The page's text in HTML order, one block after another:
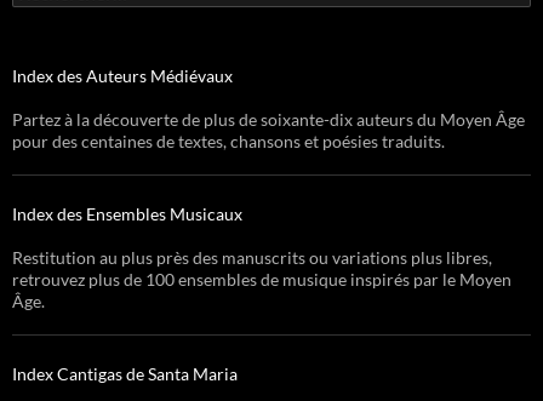
Index des Auteurs Médiévaux
Partez à la découverte de plus de soixante-dix auteurs du Moyen Âge
pour des centaines de textes, chansons et poésies traduits.
Index des Ensembles Musicaux
Restitution au plus près des manuscrits ou variations plus libres,
retrouvez plus de 100 ensembles de musique inspirés par le Moyen
Âge.
Index Cantigas de Santa Maria